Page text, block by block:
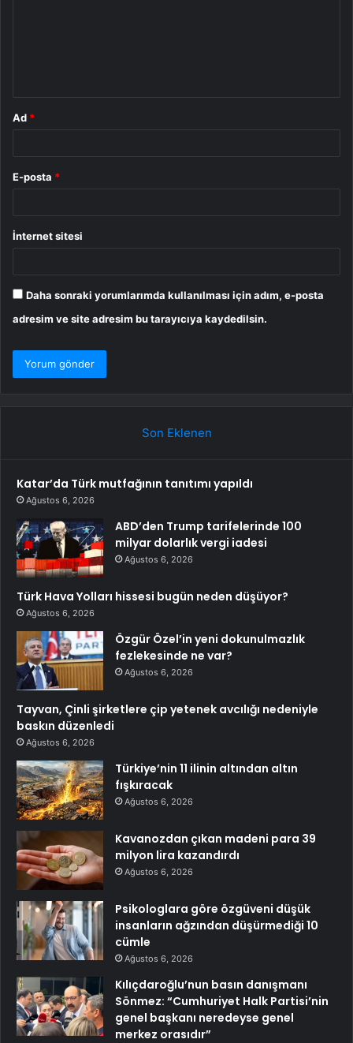
Ad *
E-posta *
İnternet sitesi
Daha sonraki yorumlarımda kullanılması için adım, e-posta
adresim ve site adresim bu tarayıcıya kaydedilsin.
Son Eklenen
Katar’da Türk mutfağının tanıtımı yapıldı
Ağustos 6, 2026
ABD’den Trump tarifelerinde 100
milyar dolarlık vergi iadesi
Ağustos 6, 2026
Türk Hava Yolları hissesi bugün neden düşüyor?
Ağustos 6, 2026
Özgür Özel’in yeni dokunulmazlık
fezlekesinde ne var?
Ağustos 6, 2026
Tayvan, Çinli şirketlere çip yetenek avcılığı nedeniyle
baskın düzenledi
Ağustos 6, 2026
Türkiye’nin 11 ilinin altından altın
fışkıracak
Ağustos 6, 2026
Kavanozdan çıkan madeni para 39
milyon lira kazandırdı
Ağustos 6, 2026
Psikologlara göre özgüveni düşük
insanların ağzından düşürmediği 10
cümle
Ağustos 6, 2026
Kılıçdaroğlu’nun basın danışmanı
Sönmez: “Cumhuriyet Halk Partisi’nin
genel başkanı neredeyse genel
merkez orasıdır”